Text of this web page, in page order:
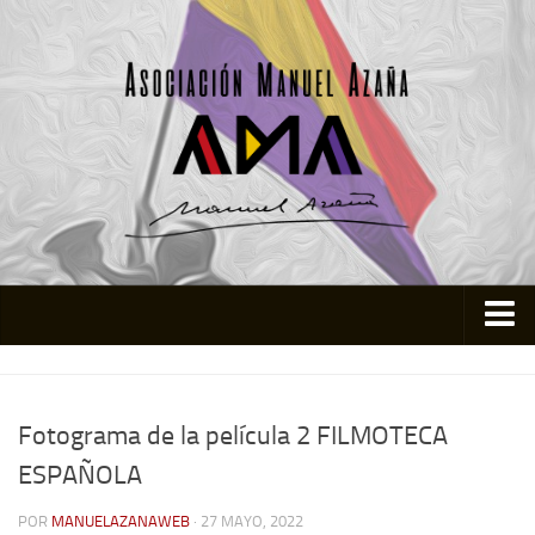
Quienes somos
Fotograma de la película 2 FILMOTECA
ESPAÑOLA
POR MANUELAZANAWEB · 27 MAYO, 2022